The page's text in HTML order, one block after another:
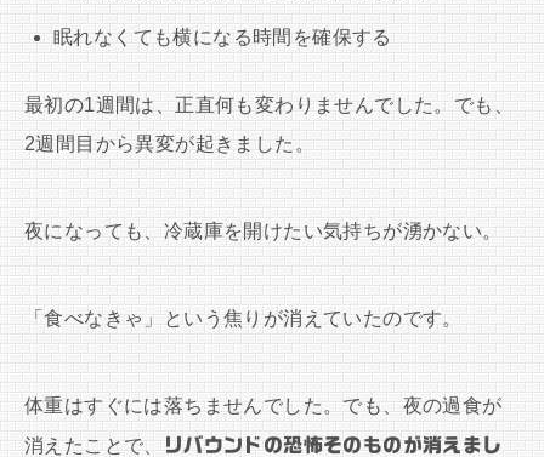
眠れなくても横になる時間を確保する
最初の1週間は、正直何も変わりませんでした。でも、
2週間目から異変が起きました。
夜になっても、冷蔵庫を開けたい気持ちが湧かない。
「食べなきゃ」という焦りが消えていたのです。
体重はすぐには落ちませんでした。でも、夜の過食が
消えたことで、
リバウンドの恐怖そのものが消えまし